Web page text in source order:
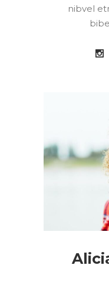
nibvel